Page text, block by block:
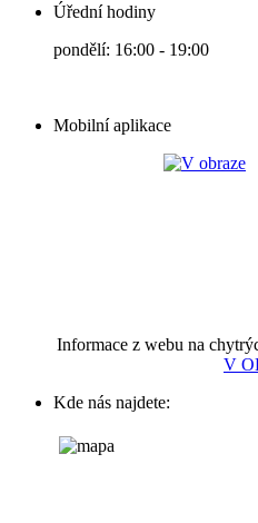
Úřední hodiny
pondělí: 16:00 - 19:00
Mobilní aplikace
Informace z webu na
V
Kde nás najdete: